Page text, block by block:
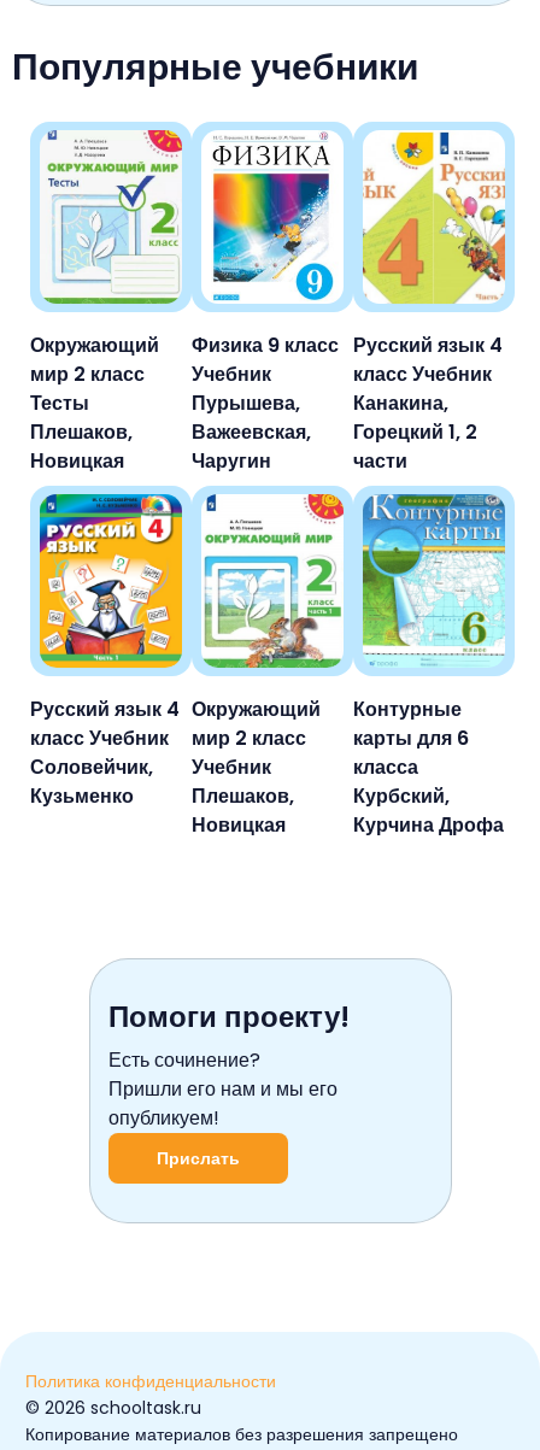
Популярные учебники
Окружающий
мир 2 класс
Тесты
Плешаков,
Новицкая
Физика 9 класс
Учебник
Пурышева,
Важеевская,
Чаругин
Русский язык 4
класс Учебник
Канакина,
Горецкий 1, 2
части
Русский язык 4
класс Учебник
Соловейчик,
Кузьменко
Окружающий
мир 2 класс
Учебник
Плешаков,
Новицкая
Контурные
карты для 6
класса
Курбский,
Курчина Дрофа
Помоги проекту!
Есть сочинение?
Пришли его нам и мы его
опубликуем!
Прислать
© ️2026 schooltask.ru
Копирование материалов без разрешения запрещено
Политика конфиденциальности